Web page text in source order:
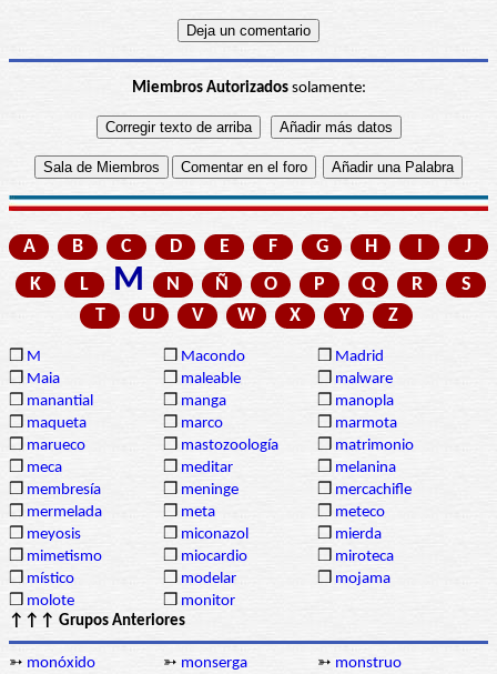
Miembros Autorizadossolamente:
A B C D E F G H I
J
K
L M N Ñ O P Q R
S
T
U V W X Y Z
❒ M ❒ Macondo ❒ Madrid
❒ Maia ❒ maleable ❒ malware
❒ manantial ❒ manga ❒ manopla
❒ maqueta ❒ marco ❒ marmota
❒ marueco ❒ mastozoología ❒ matrimonio
❒ meca ❒ meditar ❒ melanina
❒ membresía ❒ meninge ❒ mercachifle
❒ mermelada ❒ meta ❒ meteco
❒ meyosis ❒ miconazol ❒ mierda
❒ mimetismo ❒ miocardio ❒ miroteca
❒ místico ❒ modelar ❒ mojama
❒ molote ❒ monitor
↑↑↑ Grupos Anteriores
➳ monóxido ➳ monserga ➳ monstruo